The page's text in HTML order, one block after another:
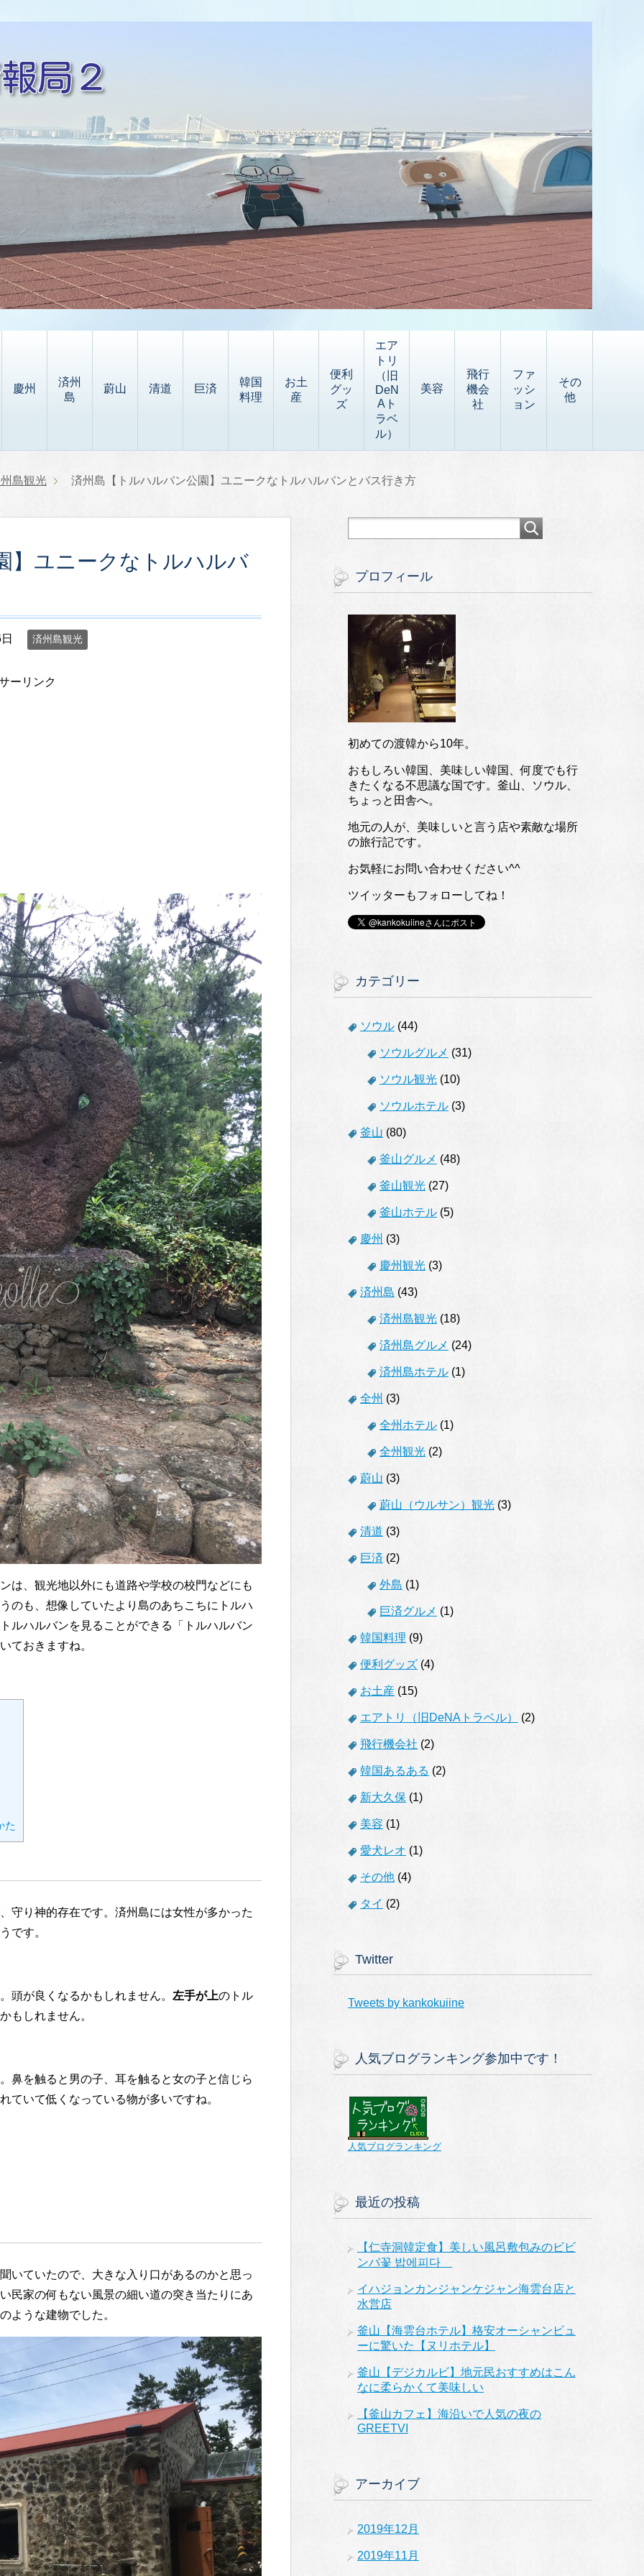
慶州
済州
島
蔚山 清道 巨済
韓国
料理
お土
産
便利
グッ
ズ
エア
トリ
（旧
DeN
Aト
ラベ
ル）
美容
飛行
機会
社
ファ
ッシ
ョン
その
他
島観光 済州島【トルハルバン公園】ユニークなトルハルバンとバス行き方
】ユニークなトルハルバ
済州島観光
ーリンク
は、観光地以外にも道路や学校の校門などにも
のも、想像していたより島のあちこちにトルハ
ルハルバンを見ることができる「トルハルバン
ておきますね。
た
守り神的存在です。済州島には女性が多かった
です。
頭が良くなるかもしれません。 左手が上のトル
もしれません。
鼻を触ると男の子、耳を触ると女の子と信じら
ていて低くなっている物が多いですね。
いていたので、大きな入り口があるのかと思っ
民家の何もない風景の細い道の突き当たりにあ
ような建物でした。
プロフィール
初めての渡韓から10年。
おもしろい韓国、美味しい韓国、何度でも行
きたくなる不思議な国です。釜山、ソウル、
ちょっと田舎へ。
地元の人が、美味しいと言う店や素敵な場所
の旅行記です。
お気軽にお問い合わせください^^
ツイッターもフォローしてね！
カテゴリー
ソウル (44)
ソウルグルメ (31)
ソウル観光 (10)
ソウルホテル (3)
釜山 (80)
釜山グルメ (48)
釜山観光 (27)
釜山ホテル (5)
慶州 (3)
慶州観光 (3)
済州島 (43)
済州島観光 (18)
済州島グルメ (24)
済州島ホテル (1)
全州 (3)
全州ホテル (1)
全州観光 (2)
蔚山 (3)
蔚山（ウルサン）観光 (3)
清道 (3)
巨済 (2)
外島 (1)
巨済グルメ (1)
韓国料理 (9)
便利グッズ (4)
お土産 (15)
エアトリ（旧DeNAトラベル） (2)
飛行機会社 (2)
韓国あるある (2)
新大久保 (1)
美容 (1)
愛犬レオ (1)
その他 (4)
タイ (2)
Twitter
Tweets by kankokuiine
人気ブログランキング参加中です！
人気ブログランキング
最近の投稿
【仁寺洞韓定食】美しい風呂敷包みのビビ
ンバ꽃 밥에피다
イハジョンカンジャンケジャン海雲台店と
水営店
釜山【海雲台ホテル】格安オーシャンビュ
ーに驚いた【ヌリホテル】
釜山【デジカルビ】地元民おすすめはこん
なに柔らかくて美味しい
【釜山カフェ】海沿いで人気の夜の
GREETVI
アーカイブ
2019年12月
2019年11月